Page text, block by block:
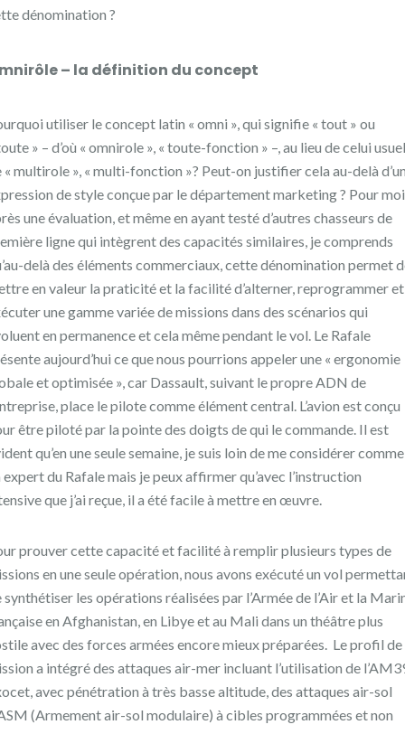
dénomination ?
– la définition du concept
utiliser le concept latin « omni », qui signifie « tout » ou
» – d’où « omnirole », « toute-fonction » –, au lieu de celui usuel
« multirole », « multi-fonction »? Peut-on justifier cela au-delà
de style conçue par le département marketing ? Pour
une évaluation, et même en ayant testé d’autres chasseurs de
ligne qui intègrent des capacités similaires, je comprends
delà des éléments commerciaux, cette dénomination permet
en valeur la praticité et la facilité d’alterner, reprogrammer et
une gamme variée de missions dans des scénarios qui
en permanence et cela même pendant le vol. Le Rafale
aujourd’hui ce que nous pourrions appeler une « ergonomie
et optimisée », car Dassault, suivant le propre ADN de
place le pilote comme élément central. L’avion est conçu
être piloté par la pointe des doigts de qui le commande. Il est
qu’en une seule semaine, je suis loin de me considérer comme
expert du Rafale mais je peux affirmer qu’avec l’instruction
que j’ai reçue, il a été facile à mettre en œuvre.
prouver cette capacité et facilité à remplir plusieurs types de
en une seule opération, nous avons exécuté un vol
synthétiser les opérations réalisées par l’Armée de l’Air et la
en Afghanistan, en Libye et au Mali dans un théâtre plus
avec des forces armées encore mieux préparées. Le profil de
a intégré des attaques air-mer incluant l’utilisation de
avec pénétration à très basse altitude, des attaques air-sol
(Armement air-sol modulaire) à cibles programmées et non